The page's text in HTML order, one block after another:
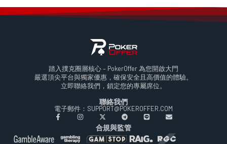
踏入撲克圈層核心 – PokerOffer 為您開啟大門
嚴選頂尖平台與獨家優惠，確保安全且高價值的體驗。
立即聯絡我們，鎖定您的專屬席位。
聯絡我們
電子郵件：SUPPORT@POKEROFFER.COM
合規與監管